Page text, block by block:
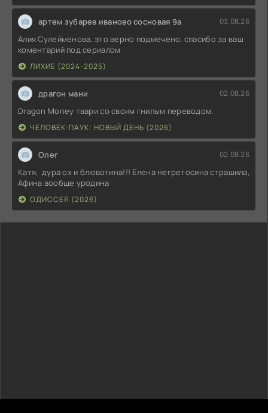
артем зубарев иваново сосновая 9а 03.08.26
Алия Сулейменова, это верно подмечено. спасибо за ваш
коментарий под сериалом
ЛИХИЕ (2024-2025)
драгон мани 02.08.26
Dragon Money твари со своим гнилым переводом.
ЧЕЛОВЕК-ПАУК: НОВЫЙ ДЕНЬ (2026)
Олег 02.08.26
Катя, дура ох и блювотина!!! Елена негретосина страшила,
Афина вообще уродина
ОДИССЕЯ (2026)